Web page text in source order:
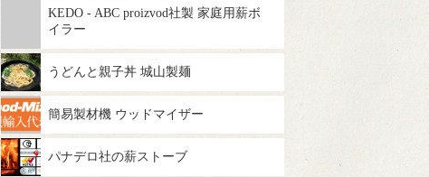
KEDO - ABC proizvod社製 家庭用薪ボ
イラー
うどんと親子丼 城山製麺
簡易製材機 ウッドマイザー
パナデロ社の薪ストーブ